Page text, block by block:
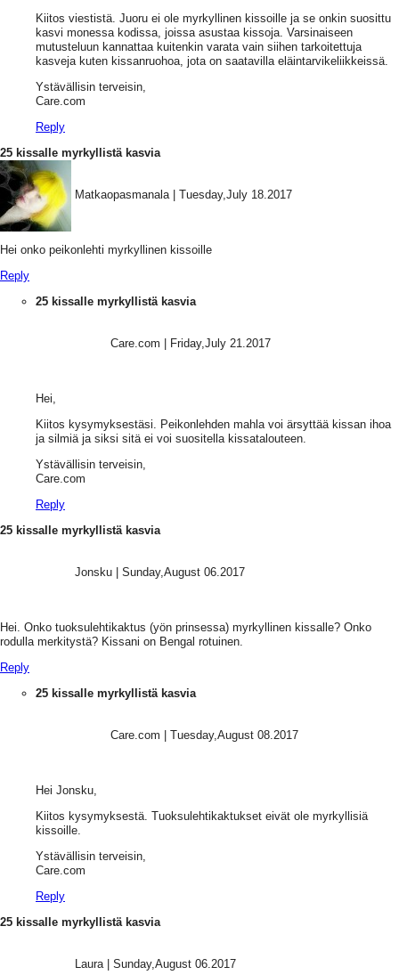
Kiitos viestistä. Juoru ei ole myrkyllinen kissoille ja se onkin suosittu
kasvi monessa kodissa, joissa asustaa kissoja. Varsinaiseen
mutusteluun kannattaa kuitenkin varata vain siihen tarkoitettuja
kasveja kuten kissanruohoa, jota on saatavilla eläintarvikeliikkeissä.
Ystävällisin terveisin,
Care.com
Reply
25 kissalle myrkyllistä kasvia
Matkaopasmanala| Tuesday,July 18.2017
Hei onko peikonlehti myrkyllinen kissoille
Reply
25 kissalle myrkyllistä kasvia
Care.com Friday,July 21.2017
Hei,
Kiitos kysymyksestäsi. Peikonlehden mahla voi ärsyttää kissan ihoa
ja silmiä ja siksi sitä ei voi suositella kissatalouteen.
Ystävällisin terveisin,
Care.com
Reply
25 kissalle myrkyllistä kasvia
Jonsku Sunday,August 06.2017
Hei. Onko tuoksulehtikaktus (yön prinsessa) myrkyllinen kissalle? Onko
rodulla merkitystä? Kissani on Bengal rotuinen.
Reply
25 kissalle myrkyllistä kasvia
Care.com Tuesday,August 08.2017
Hei Jonsku,
Kiitos kysymyksestä. Tuoksulehtikaktukset eivät ole myrkyllisiä
kissoille.
Ystävällisin terveisin,
Care.com
Reply
25 kissalle myrkyllistä kasvia
Laura| Sunday,August 06.2017